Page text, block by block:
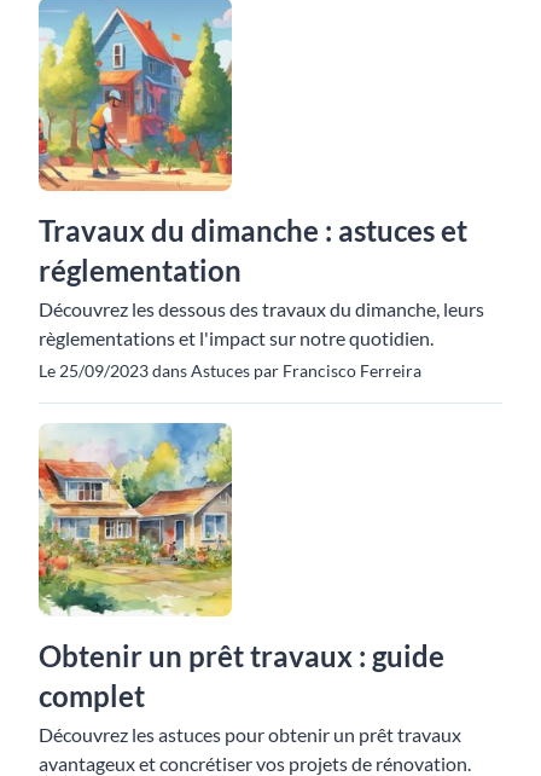
Travaux du dimanche : astuces et
réglementation
Découvrez les dessous des travaux du dimanche, leurs
règlementations et l'impact sur notre quotidien.
Le 25/09/2023 dans Astuces par Francisco Ferreira
Obtenir un prêt travaux : guide
complet
Découvrez les astuces pour obtenir un prêt travaux
avantageux et concrétiser vos projets de rénovation.